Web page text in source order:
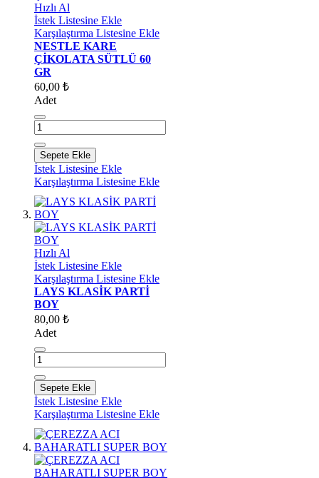
Hızlı Al
İstek Listesine Ekle
Karşılaştırma Listesine Ekle
NESTLE KARE
ÇİKOLATA SÜTLÜ 60
GR
60,00 ₺
Adet
Sepete Ekle
İstek Listesine Ekle
Karşılaştırma Listesine Ekle
Hızlı Al
İstek Listesine Ekle
Karşılaştırma Listesine Ekle
LAYS KLASİK PARTİ
BOY
80,00 ₺
Adet
Sepete Ekle
İstek Listesine Ekle
Karşılaştırma Listesine Ekle